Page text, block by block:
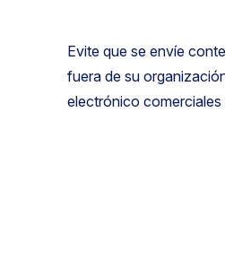
Evite que se envíe
fuera de su
electrónico comerciales